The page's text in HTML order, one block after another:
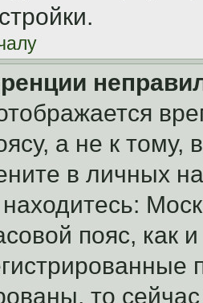
а не к тому,
в личных
пояс, как
то